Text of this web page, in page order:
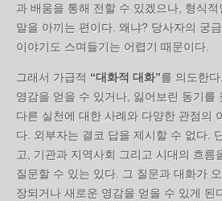
과 배움을 통해 전할 수 있겠으나, 형식
말을 아끼는 편이다. 왜냐? 당사자의 궁
이야기도 스며들기는 어렵기 때문이다.
그래서 가급적 “대화적 대화”를 의도한
영감을 얻을 수 있거나, 잃어보린 동기를
다른 실천에 대한 사례와 다양한 관점의
다. 외부자는 결코 답을 제시할 수 없다.
고, 기관과 지역사회 그리고 시대의 흐름
질문할 수 있는 있다. 그 질문과 대화가
장되거나 새로운 영감을 얻을 수 있게 된